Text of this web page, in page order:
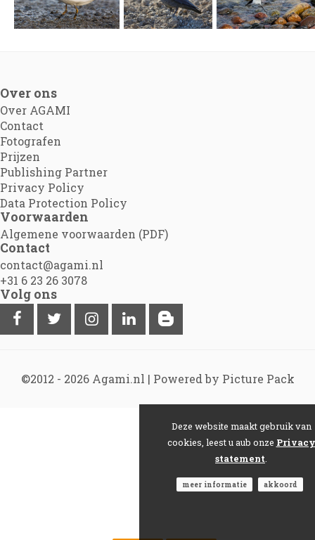
Over ons
Over AGAMI
Contact
Fotografen
Prijzen
Publishing Partner
Privacy Policy
Data Protection Policy
Voorwaarden
Algemene voorwaarden (PDF)
Contact
contact@agami.nl
+31 6 23 26 3078
Volg ons
©2012 - 2026 Agami.nl | Powered by Picture Pack
Deze website maakt gebruik van
cookies, leest u aub onze Privacy
statement
meer informatie akkoord